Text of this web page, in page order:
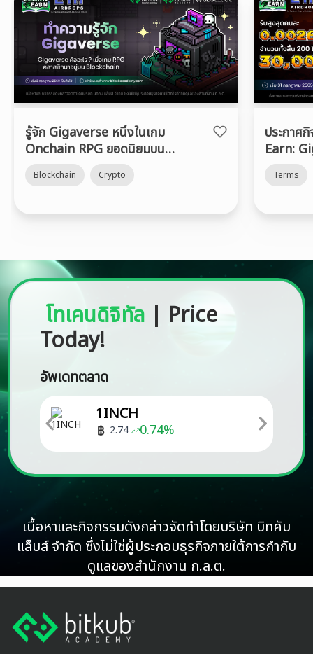
รู้จัก Gigaverse หนึ่งในเกม
Onchain RPG ยอดนิยมบน
Abstract Chain
Blockchain Crypto
ประกาศ
Earn:
Terms
โทเคนดิจิทัล | Price
Today!
อัพเดทตลาด
1INCH
2.74 0.74%
เนื้อหาและกิจกรรมดังกล่าวจัดทำโดยบริษัท บิทคับ
แล็บส์ จำกัด ซึ่งไม่ใช่ผู้ประกอบธุรกิจภายใต้การกำกับ
ดูแลของสำนักงาน ก.ล.ต.